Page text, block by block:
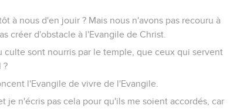
à nous d'en jouir ? Mais nous n'avons pas recouru à
créer d'obstacle à l'Evangile de Christ.
culte sont nourris par le temple, que ceux qui servent
?
l'Evangile de vivre de l'Evangile.
je n'écris pas cela pour qu'ils me soient accordés, car